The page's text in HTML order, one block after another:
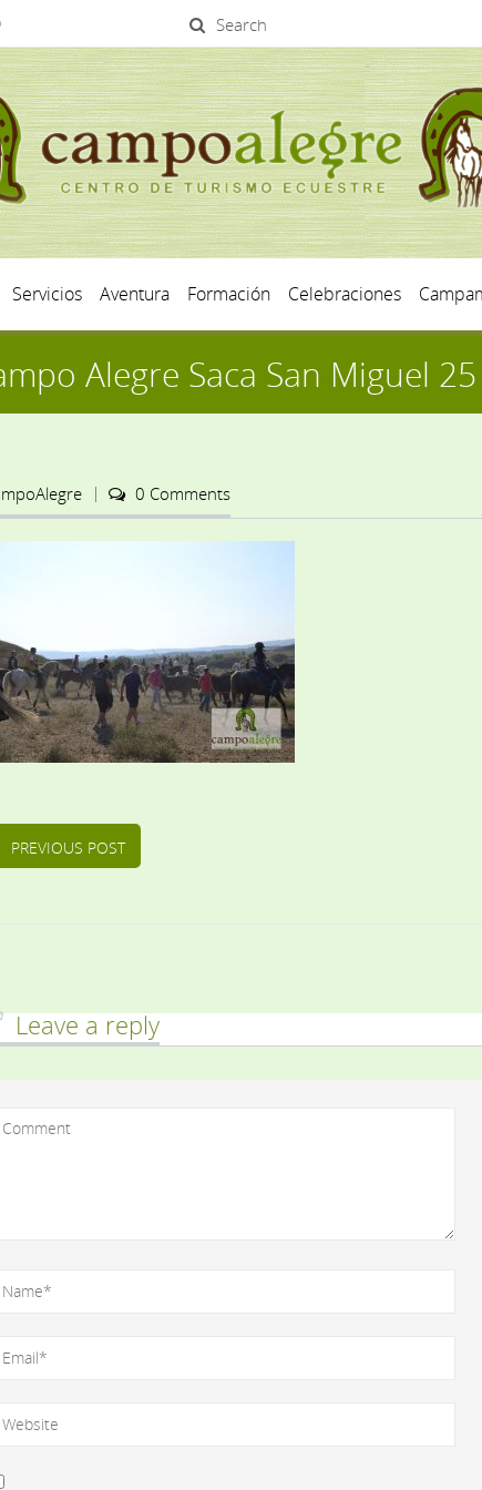
Search
Servicios Aventura Formación Celebraciones
Alegre Saca San Miguel 25
0 Comments
PREVIOUS POST
Leave a reply